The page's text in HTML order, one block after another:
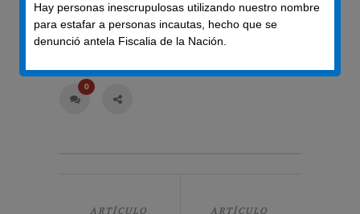
0
ARTÍCULO ARTÍCULO
Hay personas inescrupulosas utilizando nuestro nombre
para estafar a personas incautas, hecho que se
denunció antela Fiscalia de la Nación.